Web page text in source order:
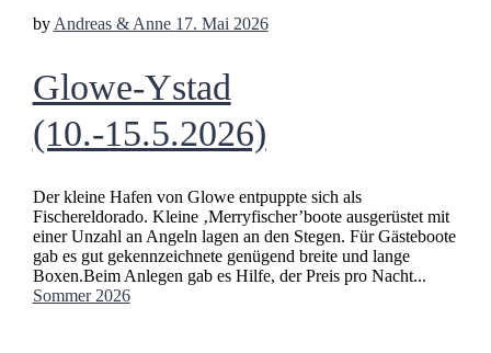
by Andreas & Anne 17. Mai 2026
Glowe-Ystad
(10.-15.5.2026)
Der kleine Hafen von Glowe entpuppte sich als
Fischereldorado. Kleine ‚Merryfischer’boote ausgerüstet mit
einer Unzahl an Angeln lagen an den Stegen. Für Gästeboote
gab es gut gekennzeichnete genügend breite und lange
Boxen.Beim Anlegen gab es Hilfe, der Preis pro Nacht...
Sommer 2026